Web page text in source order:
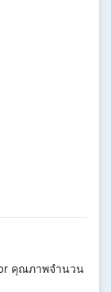
คุณภาพจำนวน